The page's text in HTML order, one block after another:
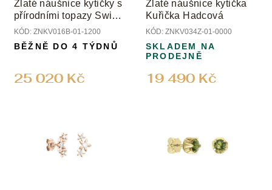
d
u
k
ů
Zlaté náušnice kytičky s
přírodními topazy Swiss
a diamanty
KÓD: ZNKV016B-01-1200
25 020 Kč
BĚŽNĚ DO 4 TÝDNŮ
Zlaté náušnice kytička
Kuřička Hadcová
KÓD: ZNKV034Z-01-0000
19 490 Kč
SKLADEM NA
PRODEJNĚ